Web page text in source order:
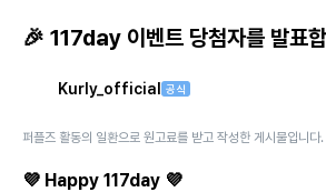
🎉 117day 이벤트 당첨자를 발표
Kurly_official 공식
퍼플즈 활동의 일환으로 원고료를 받고 작성한 게시물입니다.
💜 Happy 117day 💜